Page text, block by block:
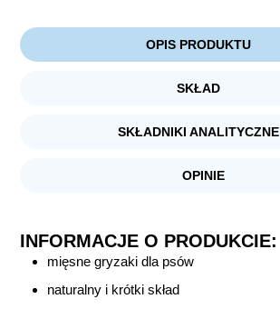
OPIS PRODUKTU
SKŁAD
SKŁADNIKI ANALITYCZNE
OPINIE
INFORMACJE O PRODUKCIE:
mięsne gryzaki dla psów
naturalny i krótki skład